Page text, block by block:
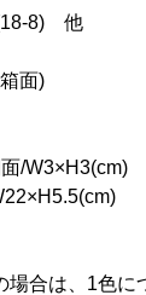
8) 他
面)
/W3×H3(cm)
場合は、1色に